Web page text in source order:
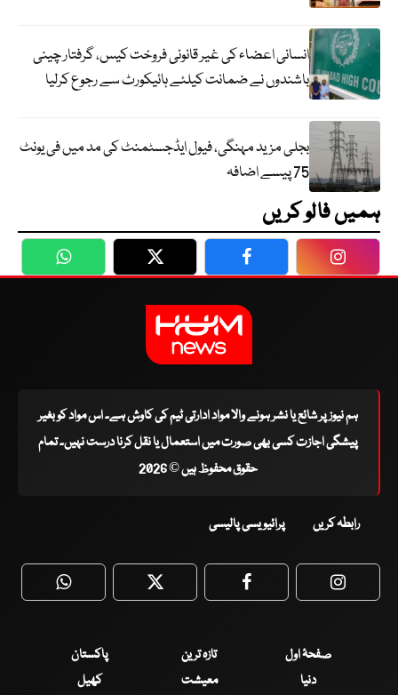
انسانی اعضاء کی غیر قانونی فروخت کیس، گرفتار چینی
باشندوں نے ضمانت کیلئے ہائیکورٹ سے رجوع کرلیا
بجلی مزید مہنگی، فیول ایڈجسٹمنٹ کی مد میں فی یونٹ
75 پیسے اضافہ
ہمیں فالو کریں
WhatsApp Twitter Facebook
ہم نیوز پر شائع یا نشر ہونے والا مواد ادارتی ٹیم کی کاوش ہے۔ اس مواد کو بغیر
پیشگی اجازت کسی بھی صورت میں استعمال یا نقل کرنا درست نہیں۔ تمام
حقوق محفوظ ہیں © 2026
رابطہ کریں پرائیویسی پالیسی
WhatsApp Twitter Facebook
صفحۂ اول تازہ ترین
پاکستان
دنیا
معیشت کھیل